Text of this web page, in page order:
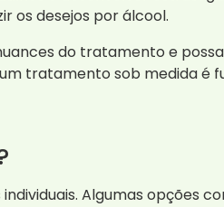
os desejos por álcool.
do tratamento e
tratamento sob medida é
Algumas opções